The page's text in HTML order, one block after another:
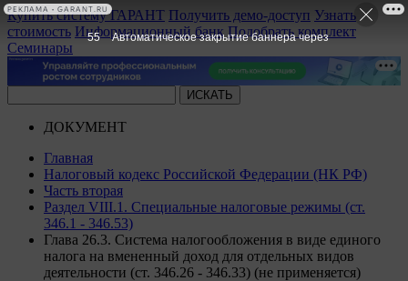
Купить систему ГАРАНТ Получить демо-доступ Узнать
стоимость Информационный банк Подобрать комплект
Семинары
ДОКУМЕНТ
Главная
Налоговый кодекс Российской Федерации (НК РФ)
Часть вторая
Раздел VIII.1. Специальные налоговые режимы (ст.
346.1 - 346.53)
Глава 26.3. Система налогообложения в виде единого
налога на вмененный доход для отдельных видов
деятельности (ст. 346.26 - 346.33) (не применяется)
55 Автоматическое закрытие баннера через
РЕКЛАМА • GARANT.RU